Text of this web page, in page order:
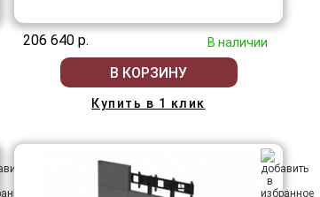
206 640 р. В наличии
В КОРЗИНУ
Купить в 1 клик